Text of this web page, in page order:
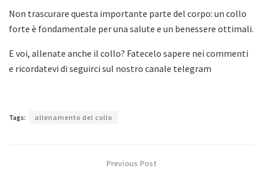
Non trascurare questa importante parte del corpo: un collo
forte è fondamentale per una salute e un benessere ottimali.
E voi, allenate anche il collo? Fatecelo sapere nei commenti
e ricordatevi di seguirci sul nostro canale telegram
Tags: allenamento del collo
Previous Post